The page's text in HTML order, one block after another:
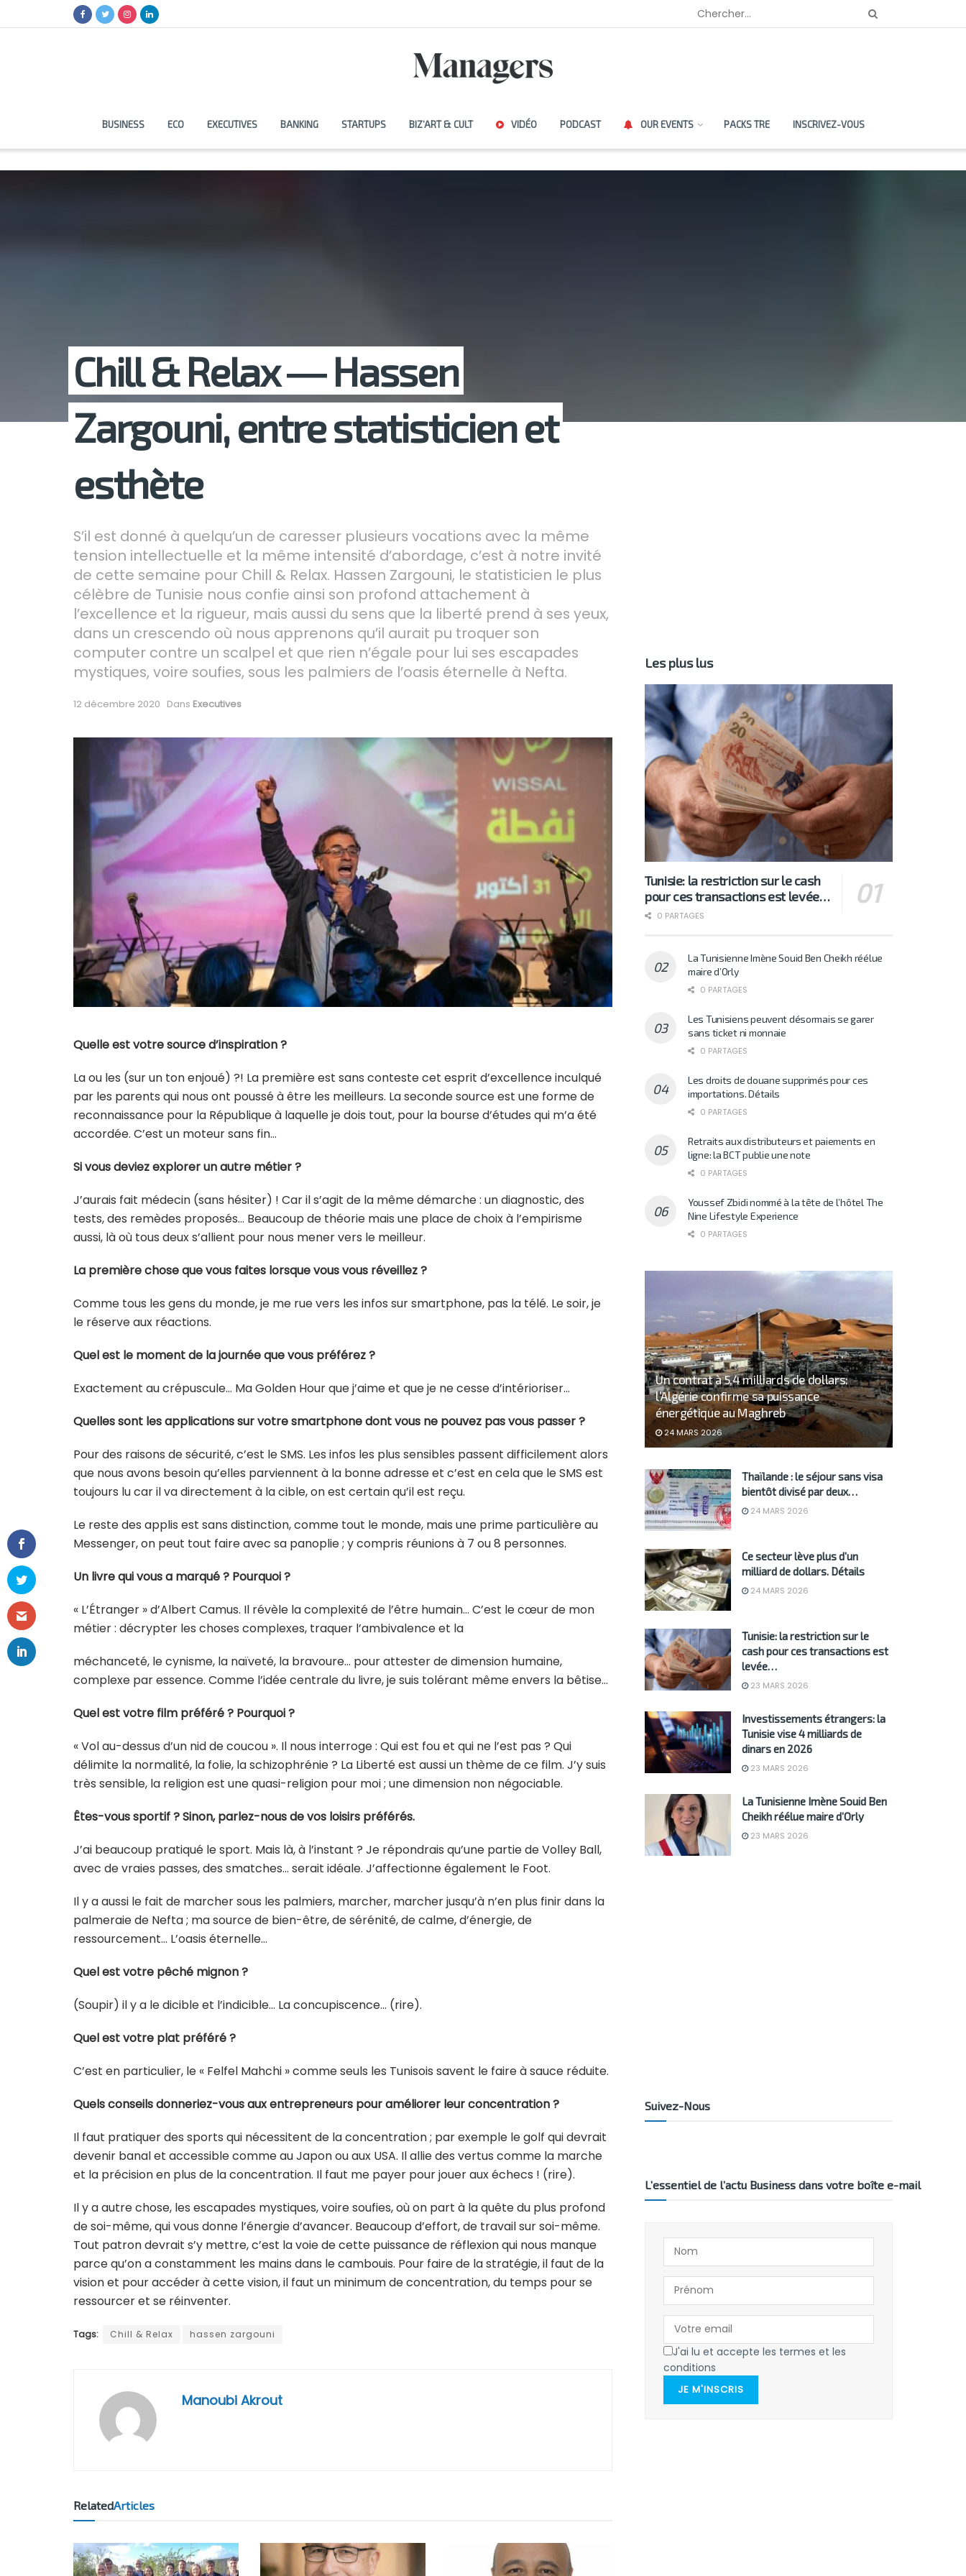
BUSINESS ECO EXECUTIVES BANKING STARTUPS BIZ’ART & CULT VIDÉO PODCAST OUR EVENTS PACKS TRE INSCRIVEZ-VOUS
Chill & Relax ― Hassen
Zargouni, entre statisticien et
esthète
S’il est donné à quelqu’un de caresser plusieurs vocations avec la même
tension intellectuelle et la même intensité d’abordage, c’est à notre invité
de cette semaine pour Chill & Relax. Hassen Zargouni, le statisticien le plus
célèbre de Tunisie nous confie ainsi son profond attachement à
l’excellence et la rigueur, mais aussi du sens que la liberté prend à ses yeux,
dans un crescendo où nous apprenons qu’il aurait pu troquer son
computer contre un scalpel et que rien n’égale pour lui ses escapades
mystiques, voire soufies, sous les palmiers de l’oasis éternelle à Nefta.
12 décembre 2020 Dans Executives
Quelle est votre source d’inspiration ?
La ou les (sur un ton enjoué) ?! La première est sans conteste cet esprit d’excellence inculqué
par les parents qui nous ont poussé à être les meilleurs. La seconde source est une forme de
reconnaissance pour la République à laquelle je dois tout, pour la bourse d’études qui m’a été
accordée. C’est un moteur sans fin…
Si vous deviez explorer un autre métier ?
J’aurais fait médecin (sans hésiter) ! Car il s’agit de la même démarche : un diagnostic, des
tests, des remèdes proposés… Beaucoup de théorie mais une place de choix à l’empirisme
aussi, là où tous deux s’allient pour nous mener vers le meilleur.
La première chose que vous faites lorsque vous vous réveillez ?
Comme tous les gens du monde, je me rue vers les infos sur smartphone, pas la télé. Le soir, je
le réserve aux réactions.
Quel est le moment de la journée que vous préférez ?
Exactement au crépuscule… Ma Golden Hour que j’aime et que je ne cesse d’intérioriser…
Quelles sont les applications sur votre smartphone dont vous ne pouvez pas vous passer ?
Pour des raisons de sécurité, c’est le SMS. Les infos les plus sensibles passent difficilement alors
que nous avons besoin qu’elles parviennent à la bonne adresse et c’est en cela que le SMS est
toujours lu car il va directement à la cible, on est certain qu’il est reçu.
Le reste des applis est sans distinction, comme tout le monde, mais une prime particulière au
Messenger, on peut tout faire avec sa panoplie ; y compris réunions à 7 ou 8 personnes.
Un livre qui vous a marqué ? Pourquoi ?
« L’Étranger » d’Albert Camus. Il révèle la complexité de l’être humain… C’est le cœur de mon
métier : décrypter les choses complexes, traquer l’ambivalence et la
méchanceté, le cynisme, la naïveté, la bravoure… pour attester de dimension humaine,
complexe par essence. Comme l’idée centrale du livre, je suis tolérant même envers la bêtise…
Quel est votre film préféré ? Pourquoi ?
« Vol au-dessus d’un nid de coucou ». Il nous interroge : Qui est fou et qui ne l’est pas ? Qui
délimite la normalité, la folie, la schizophrénie ? La Liberté est aussi un thème de ce film. J’y suis
très sensible, la religion est une quasi-religion pour moi ; une dimension non négociable.
Êtes-vous sportif ? Sinon, parlez-nous de vos loisirs préférés.
J’ai beaucoup pratiqué le sport. Mais là, à l’instant ? Je répondrais qu’une partie de Volley Ball,
avec de vraies passes, des smatches… serait idéale. J’affectionne également le Foot.
Il y a aussi le fait de marcher sous les palmiers, marcher, marcher jusqu’à n’en plus finir dans la
palmeraie de Nefta ; ma source de bien-être, de sérénité, de calme, d’énergie, de
ressourcement… L’oasis éternelle…
Quel est votre pêché mignon ?
(Soupir) il y a le dicible et l’indicible… La concupiscence… (rire).
Quel est votre plat préféré ?
C’est en particulier, le « Felfel Mahchi » comme seuls les Tunisois savent le faire à sauce réduite.
Quels conseils donneriez-vous aux entrepreneurs pour améliorer leur concentration ?
Il faut pratiquer des sports qui nécessitent de la concentration ; par exemple le golf qui devrait
devenir banal et accessible comme au Japon ou aux USA. Il allie des vertus comme la marche
et la précision en plus de la concentration. Il faut me payer pour jouer aux échecs ! (rire).
Il y a autre chose, les escapades mystiques, voire soufies, où on part à la quête du plus profond
de soi-même, qui vous donne l’énergie d’avancer. Beaucoup d’effort, de travail sur soi-même.
Tout patron devrait s’y mettre, c’est la voie de cette puissance de réflexion qui nous manque
parce qu’on a constamment les mains dans le cambouis. Pour faire de la stratégie, il faut de la
vision et pour accéder à cette vision, il faut un minimum de concentration, du temps pour se
ressourcer et se réinventer.
Tags: Chill & Relax hassen zargouni
Manoubi Akrout
RelatedArticles
Les plus lus
Tunisie: la restriction sur le cash
pour ces transactions est levée…
0 PARTAGES
La Tunisienne Imène Souid Ben Cheikh réélue
maire d’Orly
0 PARTAGES
Les Tunisiens peuvent désormais se garer
sans ticket ni monnaie
0 PARTAGES
Les droits de douane supprimés pour ces
importations. Détails
0 PARTAGES
Retraits aux distributeurs et paiements en
ligne: la BCT publie une note
0 PARTAGES
Youssef Zbidi nommé à la tête de l’hôtel The
Nine Lifestyle Experience
0 PARTAGES
Un contrat à 5,4 milliards de dollars:
l’Algérie confirme sa puissance
énergétique au Maghreb
24 MARS 2026
Thaïlande : le séjour sans visa
bientôt divisé par deux…
24 MARS 2026
Ce secteur lève plus d’un
milliard de dollars. Détails
24 MARS 2026
Tunisie: la restriction sur le
cash pour ces transactions est
levée…
23 MARS 2026
Investissements étrangers: la
Tunisie vise 4 milliards de
dinars en 2026
23 MARS 2026
La Tunisienne Imène Souid Ben
Cheikh réélue maire d’Orly
23 MARS 2026
Suivez-Nous
L’essentiel de l’actu Business dans votre boîte e-mail
J'ai lu et accepte les termes et les
conditions
JE M'INSCRIS